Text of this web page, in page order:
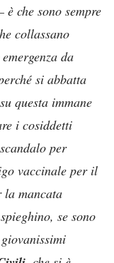
è che sono sempre
collassano
da
si abbatta
questa immane
i cosiddetti
per
vaccinale per il
mancata
se sono